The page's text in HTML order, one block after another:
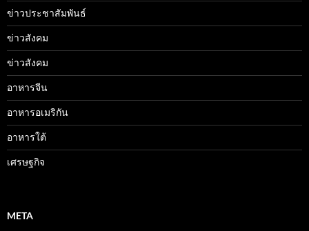
ข่าวประชาสัมพันธ์
ข่าวสังคม
ข่าวสังคม
อาหารจีน
อาหารอเมริกัน
อาหารใต้
เศรษฐกิจ
META